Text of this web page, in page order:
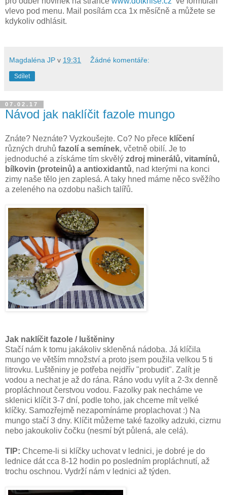
vlevo pod menu. Mail posílám cca 1x měsíčně a můžete se
kdykoliv odhlásit.
Magdaléna JP v 19:31 Žádné komentáře:
Sdílet
07.02.17
Návod jak naklíčit fazole mungo
Znáte? Neznáte? Vyzkoušejte. Co? No přece klíčení
různých druhů fazolí a semínek, včetně obilí. Je to
jednoduché a získáme tím skvělý zdroj minerálů, vitamínů,
bílkovin (proteinů) a antioxidantů, nad kterými na konci
zimy naše tělo jen zaplesá. A taky hned máme něco svěžího
a zeleného na ozdobu našich talířů.
Jak naklíčit fazole / luštěniny
Stačí nám k tomu jakákoliv skleněná nádoba. Já klíčila
mungo ve větším množství a proto jsem použila velkou 5 ti
litrovku. Luštěniny je potřeba nejdřív "probudit". Zalít je
vodou a nechat je až do rána. Ráno vodu vylít a 2-3x denně
propláchnout čerstvou vodou. Fazolky pak necháme ve
sklenici klíčit 3-7 dní, podle toho, jak chceme mít velké
klíčky. Samozřejmě nezapomínáme proplachovat :) Na
mungo stačí 3 dny. Klíčit můžeme také fazolky adzuki, cizrnu
nebo jakoukoliv čočku (nesmí být půlená, ale celá).
TIP: Chceme-li si klíčky uchovat v lednici, je dobré je do
lednice dát cca 8-12 hodin po posledním propláchnutí, až
trochu oschnou. Vydrží nám v lednici až týden.